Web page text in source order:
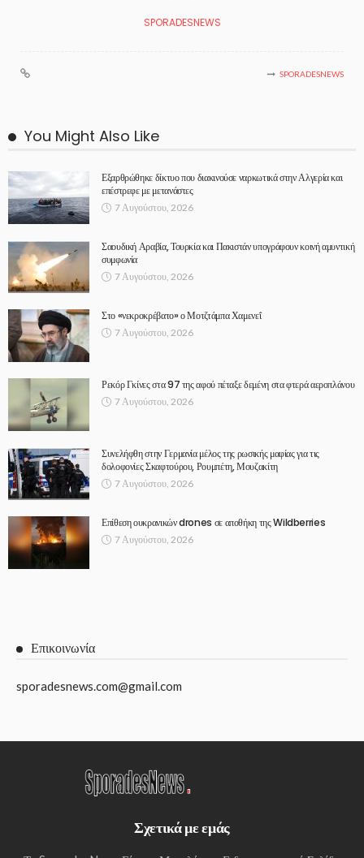
SPORADESNEWS
SPORADESNEWS
You Might Also Like
Εξαρθρώθηκε δίκτυο που διακινούσε ναρκωτικά στην Αλγερία και
επέστρεφε με μετανάστες
7 Αυγούστου, 2026
Σαουδική Αραβία, Τουρκία και Πακιστάν υπογράφουν κοινή αμυντική
συμφωνία
7 Αυγούστου, 2026
Στο «νεκροκρέβατο» ο Μοτζτάμπα Χαμενεΐ
7 Αυγούστου, 2026
Ρεκόρ Γκίνες στα 97 της αφού πέταξε δεμένη στα φτερά αεροπλάνου
7 Αυγούστου, 2026
Συνελήφθη στην Γερμανία μέλος της ρωσικής μαφίας για τις
δολοφονίες Σκαφτούρου, Ρουμπέτη, Μουζακίτη
7 Αυγούστου, 2026
Επίθεση ουκρανικών drones σε αποθήκη της Wildberries
7 Αυγούστου, 2026
Επικοινωνία
sporadesnews.com@gmail.com
Σχετικά με εμάς